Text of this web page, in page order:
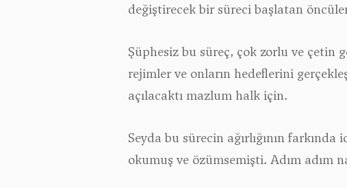
değiştirecek bir süreci başlatan
Şüphesiz bu süreç, çok zorlu ve çetin
rejimler ve onların hedeflerini
açılacaktı mazlum halk için.
Seyda bu sürecin ağırlığının
okumuş ve özümsemişti. Adım adım